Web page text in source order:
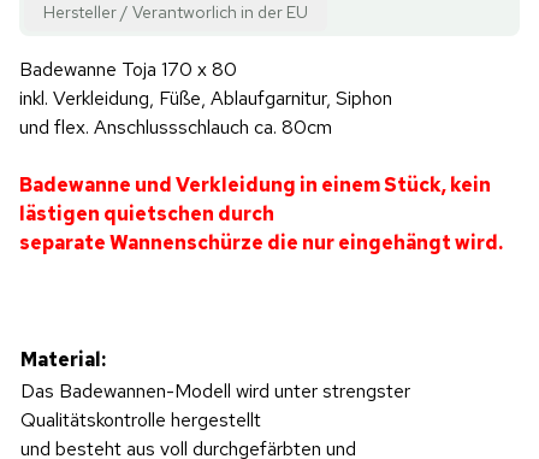
Hersteller / Verantworlich in der EU
Badewanne Toja 170 x 80
inkl. Verkleidung, Füße, Ablaufgarnitur, Siphon
und flex. Anschlussschlauch ca. 80cm
Badewanne und Verkleidung in einem Stück, kein
lästigen quietschen durch
separate Wannenschürze die nur eingehängt wird.
Material:
Das Badewannen-Modell wird unter strengster
Qualitätskontrolle hergestellt
und besteht aus voll durchgefärbten und